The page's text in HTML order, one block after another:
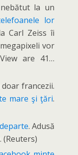
la un
lor
Carl Zeiss îi
vor
are 41…
francezii.
mare şi ţări.
. Adusă